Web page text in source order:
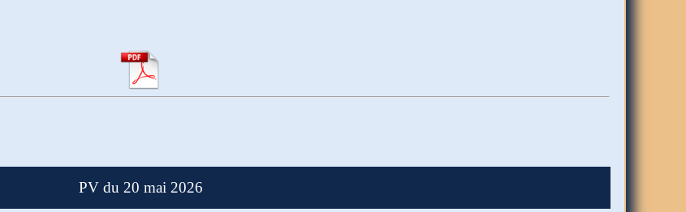
PV du 20 mai 2026